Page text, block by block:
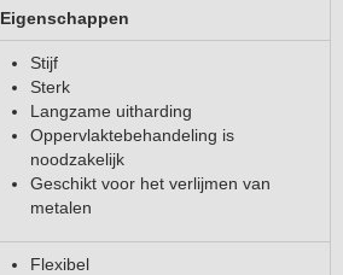
Eigenschappen
Stijf
Sterk
Langzame uitharding
Oppervlaktebehandeling is
noodzakelijk
Geschikt voor het verlijmen van
metalen
Flexibel